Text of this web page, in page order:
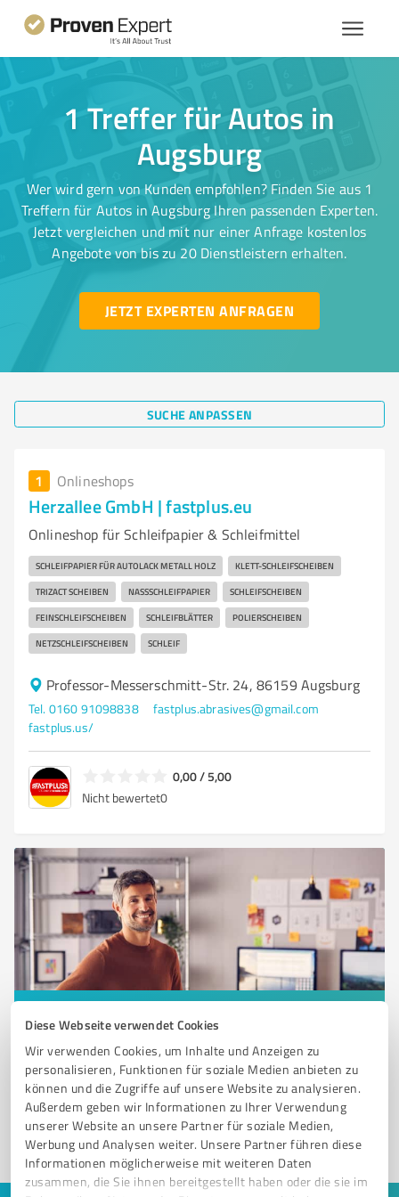
Diese Webseite verwendet Cookies
Wir verwenden Cookies, um Inhalte und Anzeigen zu
personalisieren, Funktionen für soziale Medien anbieten zu
können und die Zugriffe auf unsere Website zu analysieren.
Außerdem geben wir Informationen zu Ihrer Verwendung
unserer Website an unsere Partner für soziale Medien,
Werbung und Analysen weiter. Unsere Partner führen diese
Informationen möglicherweise mit weiteren Daten
zusammen, die Sie ihnen bereitgestellt haben oder die sie im
1 Treffer für Autos in
Augsburg
Wer wird gern von Kunden empfohlen? Finden Sie aus 1
Treffern für Autos in Augsburg Ihren passenden Experten.
Jetzt vergleichen und mit nur einer Anfrage kostenlos
Angebote von bis zu 20 Dienstleistern erhalten.
JETZT EXPERTEN ANFRAGEN
SUCHE ANPASSEN
1 Onlineshops
Herzallee GmbH | fastplus.eu
Onlineshop für Schleifpapier & Schleifmittel
SCHLEIFPAPIER FÜR AUTOLACK METALL HOLZ KLETT-SCHLEIFSCHEIBEN
TRIZACT SCHEIBEN NASSSCHLEIFPAPIER SCHLEIFSCHEIBEN
FEINSCHLEIFSCHEIBEN SCHLEIFBLÄTTER POLIERSCHEIBEN
NETZSCHLEIFSCHEIBEN SCHLEIF
Professor-Messerschmitt-Str. 24, 86159 Augsburg
Tel. 0160 91098838
fastplus.abrasives@gmail.com
fastplus.us/
0,00 / 5,00
Nicht bewertet0
Sie möchten auch hier gelistet werden?
Registrieren Sie sich jetzt und werden Sie ein von
Kunden empfohlener ProvenExpert!
1